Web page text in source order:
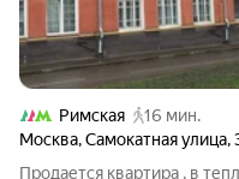
Римская
16 мин.
Москва,Самокатная улица,
Продается квартира , в